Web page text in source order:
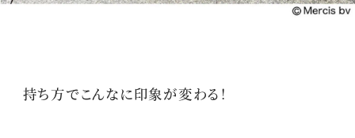
持ち方でこんなに印象が変わる！